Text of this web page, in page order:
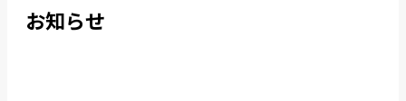
お知らせ